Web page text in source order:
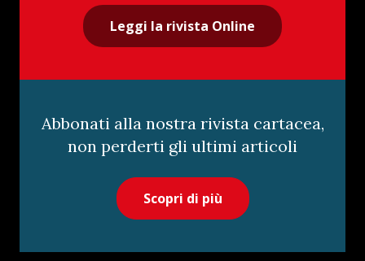
Leggi la rivista Online
Abbonati alla nostra rivista cartacea,
non perderti gli ultimi articoli
Scopri di più